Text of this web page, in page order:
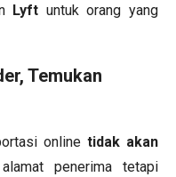
Lyft untuk orang yang
Temukan
online tidak akan
penerima tetapi